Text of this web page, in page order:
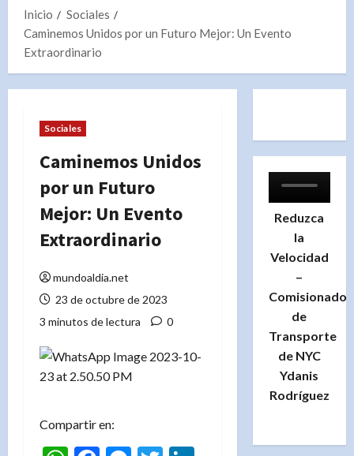
Inicio
Sociales
Caminemos Unidos por un Futuro Mejor: Un Evento
Extraordinario
Sociales
Caminemos Unidos
por un Futuro
Mejor: Un Evento
Extraordinario
mundoaldia.net
23 de octubre de 2023
3 minutos de lectura
0
Compartir en:
Reduzca
la
Velocidad
–
Comisionado
de
Transporte
de NYC
Ydanis
Rodríguez